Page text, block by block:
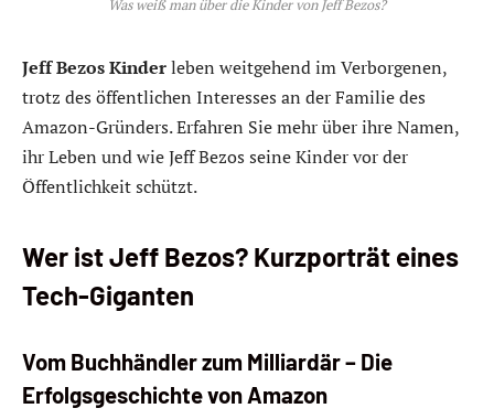
Was weiß man über die Kinder von Jeff Bezos?
Jeff Bezos Kinderleben weitgehend im Verborgenen,
trotz des öffentlichen Interesses an der Familie des
Amazon-Gründers. Erfahren Sie mehr über ihre Namen,
ihr Leben und wie Jeff Bezos seine Kinder vor der
Öffentlichkeit schützt.
Wer ist Jeff Bezos? Kurzporträt eines
Tech-Giganten
Vom Buchhändler zum Milliardär – Die
Erfolgsgeschichte von Amazon